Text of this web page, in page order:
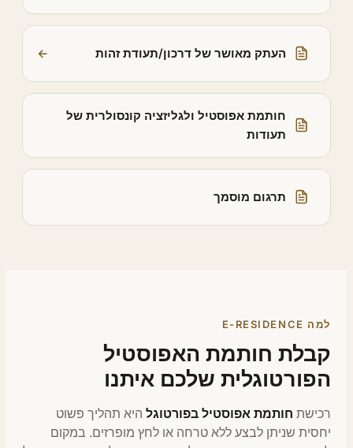
העתק מאושר של דרכון/תעודת זהות
חותמת אפוסטיל ולגליזציה קונסולרית של
תעודות
תרגום מוסמך
חותמת האפוסטיל
שלכם איתנו
חותמת אפוסטיל בפורטוגלהיא תהליך פשוט
שניתן לבצע ללא טרחה או לחץ מופרזים. במקום